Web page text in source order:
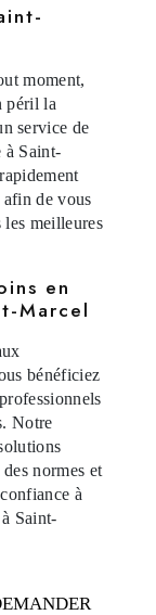
moment,
péril la
service de
à Saint-
de vous
les meilleures
en
Marcel
bénéficiez
Notre
normes et
à
Saint-